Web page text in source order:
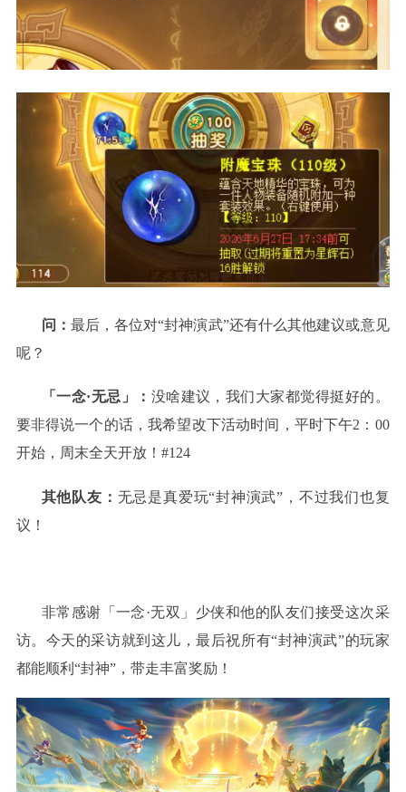
问： 最后，各位对“封神演武”还有什么其他建议或意见
呢？
「一念·无忌」： 没啥建议，我们大家都觉得挺好的。
要非得说一个的话，我希望改下活动时间，平时下午2：00
开始，周末全天开放！#124
其他队友： 无忌是真爱玩“封神演武”，不过我们也复
议！
非常感谢「一念·无双」少侠和他的队友们接受这次采
访。今天的采访就到这儿，最后祝所有“封神演武”的玩家
都能顺利“封神”，带走丰富奖励！